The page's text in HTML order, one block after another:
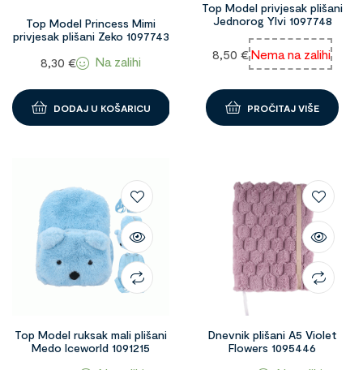
Top Model Princess Mimi
privjesak plišani Zeko 1097743
8,30 € Na zalihi
DODAJ U KOŠARICU
Top Model privjesak plišani
Jednorog Ylvi 1097748
8,50 €Nema na zalihi
PROČITAJ VIŠE
Top Model ruksak mali plišani
Medo Iceworld 1091215
Dnevnik plišani A5 Violet
Flowers 1095446